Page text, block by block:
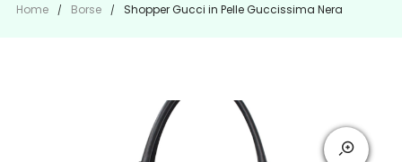
Home Borse Shopper Gucci in Pelle Guccissima Nera